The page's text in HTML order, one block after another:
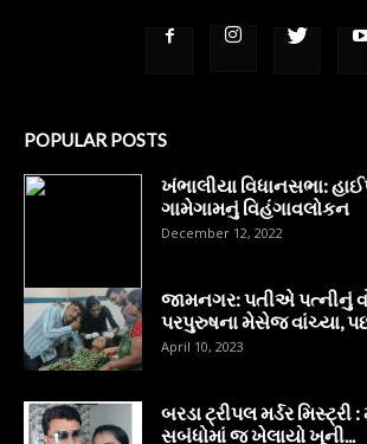
POPULAR POSTS
ખંભાલીયા વિધાનસભા:
ગામેગામનું વિહંગાવલોકન
December 12, 2022
જામનગર: પતીએ પત્નીનું
પરપુરુષના મેસેજ વાંચ્યા,
April 10, 2023
બરડા ટ્રીપલ મર્ડર મિસ્ટ્રી :
સબંધોમાં જ ખેલાયો ખૂની...